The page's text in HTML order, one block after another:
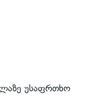
უსაფრთხო